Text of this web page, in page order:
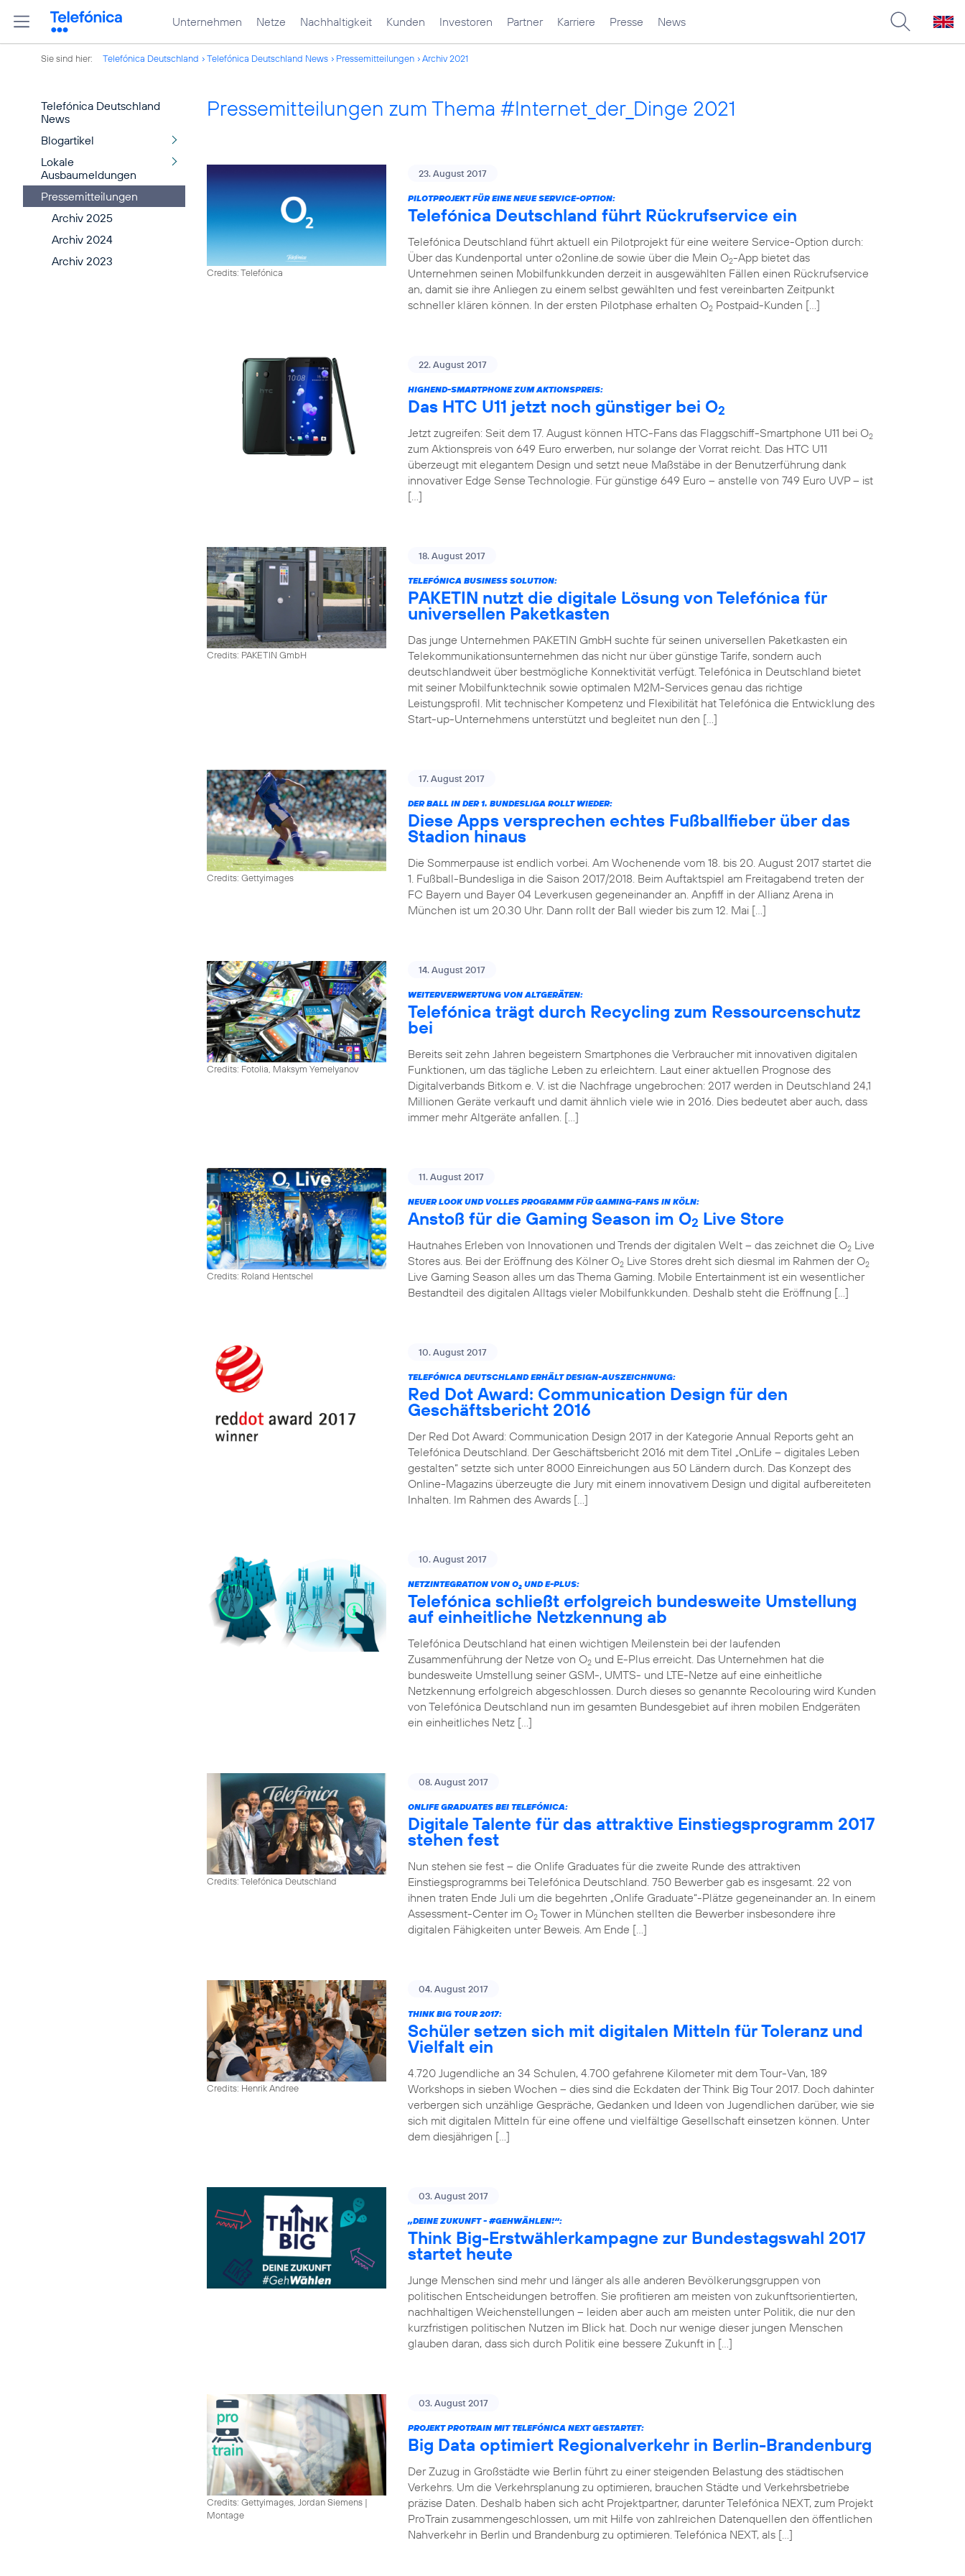
Unternehmen Netze Nachhaltigkeit Kunden Investoren Partner Karriere Presse News
Sie sind hier: Telefónica Deutschland Telefónica Deutschland News Pressemitteilungen Archiv 2021
Telefónica Deutschland
News
Blogartikel
Lokale
Ausbaumeldungen
Pressemitteilungen
Archiv 2025
Archiv 2024
Archiv 2023
Pressemitteilungen zum Thema #Internet_der_Dinge 2021
Credits: Telefónica
23. August 2017
PILOTPROJEKT FÜR EINE NEUE SERVICE-OPTION:
Telefónica Deutschland führt Rückrufservice ein
Telefónica Deutschland führt aktuell ein Pilotprojekt für eine weitere Service-Option durch:
Über das Kundenportal unter o2online.de sowie über die Mein O2-App bietet das
Unternehmen seinen Mobilfunkkunden derzeit in ausgewählten Fällen einen Rückrufservice
an, damit sie ihre Anliegen zu einem selbst gewählten und fest vereinbarten Zeitpunkt
schneller klären können. In der ersten Pilotphase erhalten O2 Postpaid-Kunden […]
22. August 2017
HIGHEND-SMARTPHONE ZUM AKTIONSPREIS:
Das HTC U11 jetzt noch günstiger bei O2
Jetzt zugreifen: Seit dem 17. August können HTC-Fans das Flaggschiff-Smartphone U11 bei O2
zum Aktionspreis von 649 Euro erwerben, nur solange der Vorrat reicht. Das HTC U11
überzeugt mit elegantem Design und setzt neue Maßstäbe in der Benutzerführung dank
innovativer Edge Sense Technologie. Für günstige 649 Euro – anstelle von 749 Euro UVP – ist
[…]
Credits: PAKETIN GmbH
18. August 2017
TELEFÓNICA BUSINESS SOLUTION:
PAKETIN nutzt die digitale Lösung von Telefónica für
universellen Paketkasten
Das junge Unternehmen PAKETIN GmbH suchte für seinen universellen Paketkasten ein
Telekommunikationsunternehmen das nicht nur über günstige Tarife, sondern auch
deutschlandweit über bestmögliche Konnektivität verfügt. Telefónica in Deutschland bietet
mit seiner Mobilfunktechnik sowie optimalen M2M-Services genau das richtige
Leistungsprofil. Mit technischer Kompetenz und Flexibilität hat Telefónica die Entwicklung des
Start-up-Unternehmens unterstützt und begleitet nun den […]
Credits: Gettyimages
17. August 2017
DER BALL IN DER 1. BUNDESLIGA ROLLT WIEDER:
Diese Apps versprechen echtes Fußballfieber über das
Stadion hinaus
Die Sommerpause ist endlich vorbei. Am Wochenende vom 18. bis 20. August 2017 startet die
1. Fußball-Bundesliga in die Saison 2017/2018. Beim Auftaktspiel am Freitagabend treten der
FC Bayern und Bayer 04 Leverkusen gegeneinander an. Anpfiff in der Allianz Arena in
München ist um 20.30 Uhr. Dann rollt der Ball wieder bis zum 12. Mai […]
Credits: Fotolia, Maksym Yemelyanov
14. August 2017
WEITERVERWERTUNG VON ALTGERÄTEN:
Telefónica trägt durch Recycling zum Ressourcenschutz
bei
Bereits seit zehn Jahren begeistern Smartphones die Verbraucher mit innovativen digitalen
Funktionen, um das tägliche Leben zu erleichtern. Laut einer aktuellen Prognose des
Digitalverbands Bitkom e. V. ist die Nachfrage ungebrochen: 2017 werden in Deutschland 24,1
Millionen Geräte verkauft und damit ähnlich viele wie in 2016. Dies bedeutet aber auch, dass
immer mehr Altgeräte anfallen. […]
Credits: Roland Hentschel
11. August 2017
NEUER LOOK UND VOLLES PROGRAMM FÜR GAMING-FANS IN KÖLN:
Anstoß für die Gaming Season im O2 Live Store
Hautnahes Erleben von Innovationen und Trends der digitalen Welt – das zeichnet die O2 Live
Stores aus. Bei der Eröffnung des Kölner O2 Live Stores dreht sich diesmal im Rahmen der O2
Live Gaming Season alles um das Thema Gaming. Mobile Entertainment ist ein wesentlicher
Bestandteil des digitalen Alltags vieler Mobilfunkkunden. Deshalb steht die Eröffnung […]
10. August 2017
TELEFÓNICA DEUTSCHLAND ERHÄLT DESIGN-AUSZEICHNUNG:
Red Dot Award: Communication Design für den
Geschäftsbericht 2016
Der Red Dot Award: Communication Design 2017 in der Kategorie Annual Reports geht an
Telefónica Deutschland. Der Geschäftsbericht 2016 mit dem Titel „OnLife – digitales Leben
gestalten“ setzte sich unter 8000 Einreichungen aus 50 Ländern durch. Das Konzept des
Online-Magazins überzeugte die Jury mit einem innovativem Design und digital aufbereiteten
Inhalten. Im Rahmen des Awards […]
10. August 2017
NETZINTEGRATION VON O2 UND E-PLUS:
Telefónica schließt erfolgreich bundesweite Umstellung
auf einheitliche Netzkennung ab
Telefónica Deutschland hat einen wichtigen Meilenstein bei der laufenden
Zusammenführung der Netze von O2 und E-Plus erreicht. Das Unternehmen hat die
bundesweite Umstellung seiner GSM-, UMTS- und LTE-Netze auf eine einheitliche
Netzkennung erfolgreich abgeschlossen. Durch dieses so genannte Recolouring wird Kunden
von Telefónica Deutschland nun im gesamten Bundesgebiet auf ihren mobilen Endgeräten
ein einheitliches Netz […]
Credits: Telefónica Deutschland
08. August 2017
ONLIFE GRADUATES BEI TELEFÓNICA:
Digitale Talente für das attraktive Einstiegsprogramm 2017
stehen fest
Nun stehen sie fest – die Onlife Graduates für die zweite Runde des attraktiven
Einstiegsprogramms bei Telefónica Deutschland. 750 Bewerber gab es insgesamt. 22 von
ihnen traten Ende Juli um die begehrten „Onlife Graduate“-Plätze gegeneinander an. In einem
Assessment-Center im O2 Tower in München stellten die Bewerber insbesondere ihre
digitalen Fähigkeiten unter Beweis. Am Ende […]
Credits: Henrik Andree
04. August 2017
THINK BIG TOUR 2017:
Schüler setzen sich mit digitalen Mitteln für Toleranz und
Vielfalt ein
4.720 Jugendliche an 34 Schulen, 4.700 gefahrene Kilometer mit dem Tour-Van, 189
Workshops in sieben Wochen – dies sind die Eckdaten der Think Big Tour 2017. Doch dahinter
verbergen sich unzählige Gespräche, Gedanken und Ideen von Jugendlichen darüber, wie sie
sich mit digitalen Mitteln für eine offene und vielfältige Gesellschaft einsetzen können. Unter
dem diesjährigen […]
03. August 2017
„DEINE ZUKUNFT - #GEHWÄHLEN!“:
Think Big-Erstwählerkampagne zur Bundestagswahl 2017
startet heute
Junge Menschen sind mehr und länger als alle anderen Bevölkerungsgruppen von
politischen Entscheidungen betroffen. Sie profitieren am meisten von zukunftsorientierten,
nachhaltigen Weichenstellungen – leiden aber auch am meisten unter Politik, die nur den
kurzfristigen politischen Nutzen im Blick hat. Doch nur wenige dieser jungen Menschen
glauben daran, dass sich durch Politik eine bessere Zukunft in […]
Credits: Gettyimages, Jordan Siemens |
Montage
03. August 2017
PROJEKT PROTRAIN MIT TELEFÓNICA NEXT GESTARTET:
Big Data optimiert Regionalverkehr in Berlin-Brandenburg
Der Zuzug in Großstädte wie Berlin führt zu einer steigenden Belastung des städtischen
Verkehrs. Um die Verkehrsplanung zu optimieren, brauchen Städte und Verkehrsbetriebe
präzise Daten. Deshalb haben sich acht Projektpartner, darunter Telefónica NEXT, zum Projekt
ProTrain zusammengeschlossen, um mit Hilfe von zahlreichen Datenquellen den öffentlichen
Nahverkehr in Berlin und Brandenburg zu optimieren. Telefónica NEXT, als […]